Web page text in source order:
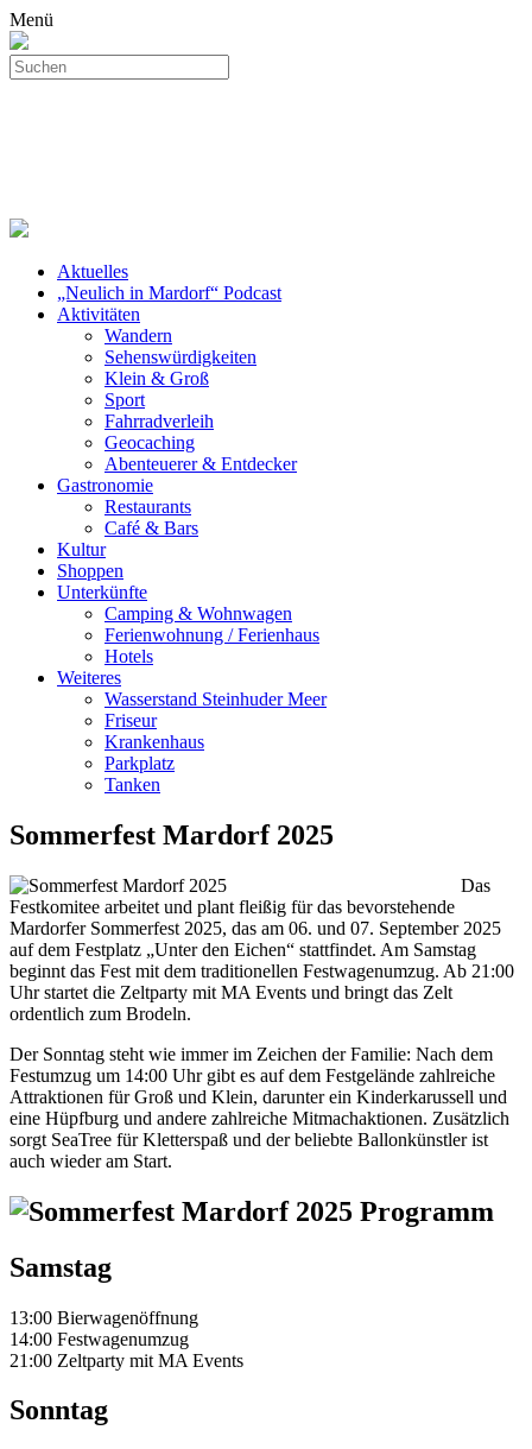
Menü
Aktuelles
„Neulich in Mardorf“ Podcast
Aktivitäten
Wandern
Sehenswürdigkeiten
Klein & Groß
Sport
Fahrradverleih
Geocaching
Abenteuerer & Entdecker
Gastronomie
Restaurants
Café & Bars
Kultur
Shoppen
Unterkünfte
Camping & Wohnwagen
Ferienwohnung / Ferienhaus
Hotels
Weiteres
Wasserstand Steinhuder Meer
Friseur
Krankenhaus
Parkplatz
Tanken
Sommerfest Mardorf 2025
Das
Festkomitee arbeitet und plant fleißig für das bevorstehende
Mardorfer Sommerfest 2025, das am 06. und 07. September 2025
auf dem Festplatz „Unter den Eichen“ stattfindet. Am Samstag
beginnt das Fest mit dem traditionellen Festwagenumzug. Ab 21:00
Uhr startet die Zeltparty mit MA Events und bringt das Zelt
ordentlich zum Brodeln.
Der Sonntag steht wie immer im Zeichen der Familie: Nach dem
Festumzug um 14:00 Uhr gibt es auf dem Festgelände zahlreiche
Attraktionen für Groß und Klein, darunter ein Kinderkarussell und
eine Hüpfburg und andere zahlreiche Mitmachaktionen. Zusätzlich
sorgt SeaTree für Kletterspaß und der beliebte Ballonkünstler ist
auch wieder am Start.
Samstag
13:00 Bierwagenöffnung
14:00 Festwagenumzug
21:00 Zeltparty mit MA Events
Sonntag